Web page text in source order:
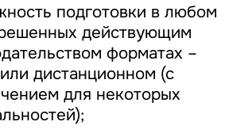
подготовки в любом
действующим
форматах –
дистанционном (с
для некоторых